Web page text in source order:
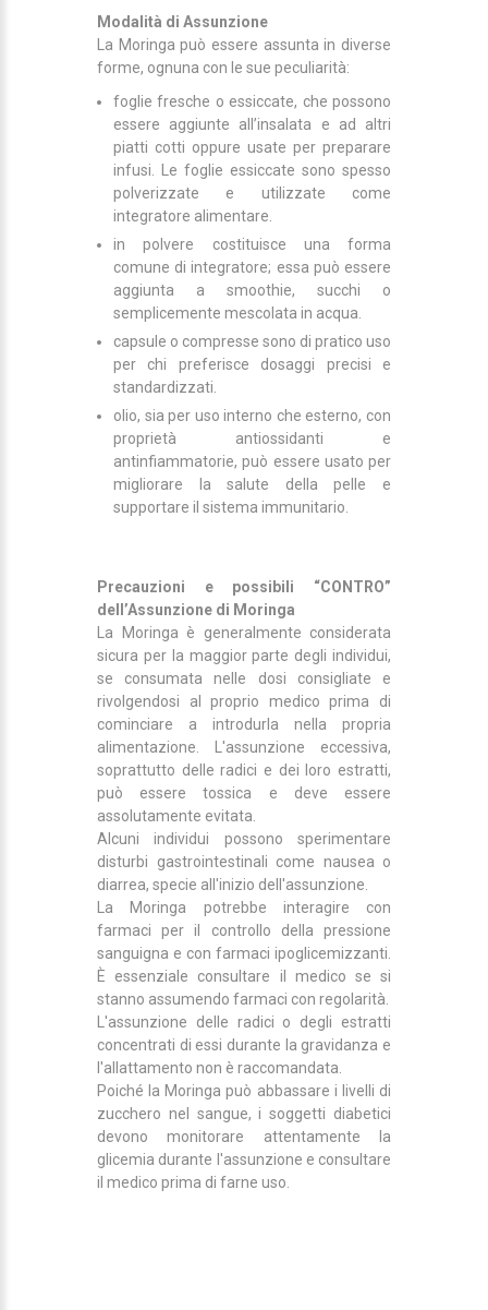
Modalità di Assunzione
La Moringa può essere assunta in diverse
forme, ognuna con le sue peculiarità:
foglie fresche o essiccate, che possono
essere aggiunte all’insalata e ad altri
piatti cotti oppure usate per preparare
infusi. Le foglie essiccate sono spesso
polverizzate e utilizzate come
integratore alimentare.
in polvere costituisce una forma
comune di integratore; essa può essere
aggiunta a smoothie, succhi o
semplicemente mescolata in acqua.
capsule o compresse sono di pratico uso
per chi preferisce dosaggi precisi e
standardizzati.
olio, sia per uso interno che esterno, con
proprietà antiossidanti e
antinfiammatorie, può essere usato per
migliorare la salute della pelle e
supportare il sistema immunitario.
Precauzioni e possibili “CONTRO”
dell’Assunzione di Moringa
La Moringa è generalmente considerata
sicura per la maggior parte degli individui,
se consumata nelle dosi consigliate e
rivolgendosi al proprio medico prima di
cominciare a introdurla nella propria
alimentazione. L'assunzione eccessiva,
soprattutto delle radici e dei loro estratti,
può essere tossica e deve essere
assolutamente evitata.
Alcuni individui possono sperimentare
disturbi gastrointestinali come nausea o
diarrea, specie all'inizio dell'assunzione.
La Moringa potrebbe interagire con
farmaci per il controllo della pressione
sanguigna e con farmaci ipoglicemizzanti.
È essenziale consultare il medico se si
stanno assumendo farmaci con regolarità.
L'assunzione delle radici o degli estratti
concentrati di essi durante la gravidanza e
l'allattamento non è raccomandata.
Poiché la Moringa può abbassare i livelli di
zucchero nel sangue, i soggetti diabetici
devono monitorare attentamente la
glicemia durante l'assunzione e consultare
il medico prima di farne uso.